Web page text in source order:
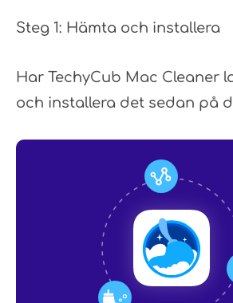
Steg 1: Hämta och installera
Har TechyCub Mac Cleaner
och installera det sedan på